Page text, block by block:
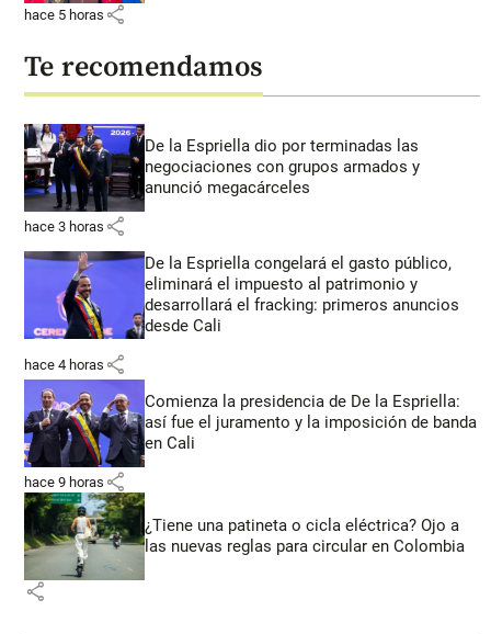
hace 5 horas share
Te recomendamos
De la Espriella dio por terminadas las
negociaciones con grupos armados y
anunció megacárceles
hace 3 horas share
De la Espriella congelará el gasto público,
eliminará el impuesto al patrimonio y
desarrollará el fracking: primeros anuncios
desde Cali
hace 4 horas share
Comienza la presidencia de De la Espriella:
así fue el juramento y la imposición de banda
en Cali
hace 9 horas share
¿Tiene una patineta o cicla eléctrica? Ojo a
las nuevas reglas para circular en Colombia
share